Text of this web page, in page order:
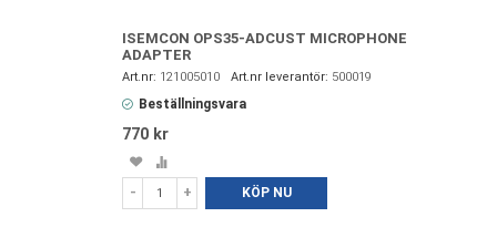
ISEMCON OPS35-ADCUST MICROPHONE
ADAPTER
121005010 500019
Beställningsvara
770 kr
Spara
i
favoriter
Lägg
till
- + KÖP NU